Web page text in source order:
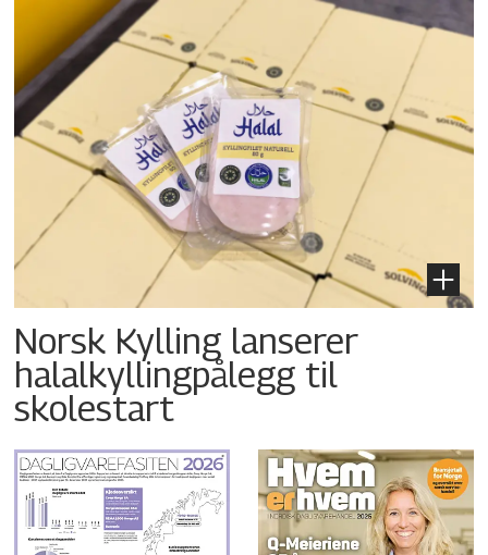
Norsk Kylling lanserer
halalkyllingpålegg til
skolestart